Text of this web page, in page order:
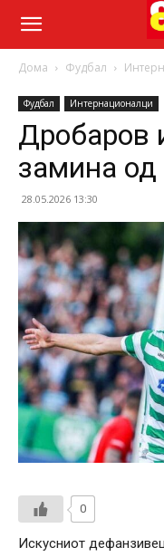
Дома Фудбал
Фудбал Интернационалци
Дробаров
замина
28.05.2026 13:30
0
Искусниот